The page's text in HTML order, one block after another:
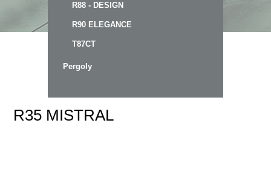
R88 - DESIGN
R90 ELEGANCE
T87CT
Pergoly
R35 MISTRAL